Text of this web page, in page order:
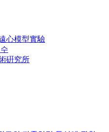
心模型實驗
硏究所